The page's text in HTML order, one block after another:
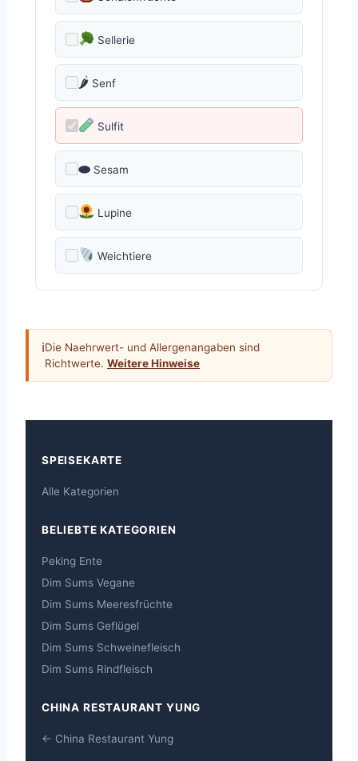
Sellerie
🌶 Senf
Sulfit
⬬ Sesam
Lupine
Weichtiere
ℹDie Naehrwert- und Allergenangaben sind
Richtwerte. Weitere Hinweise
SPEISEKARTE
Alle Kategorien
BELIEBTE KATEGORIEN
Peking Ente
Dim Sums Vegane
Dim Sums Meeresfrüchte
Dim Sums Geflügel
Dim Sums Schweinefleisch
Dim Sums Rindfleisch
CHINA RESTAURANT YUNG
← China Restaurant Yung